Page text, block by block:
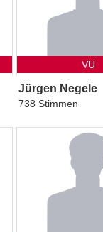
VU
Jürgen Negele
738 Stimmen